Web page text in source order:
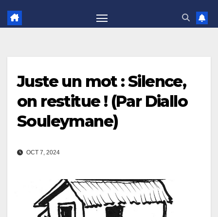
Juste un mot : Silence,
on restitue ! (Par Diallo
Souleymane)
OCT 7, 2024